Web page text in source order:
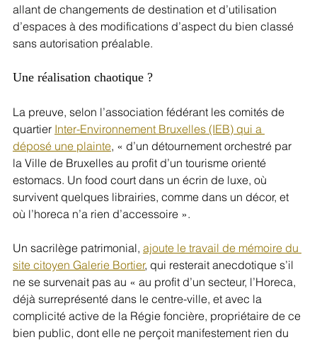
allant de changements de destination et d’utilisation
d’espaces à des modifications d’aspect du bien classé
sans autorisation préalable.
Une réalisation chaotique ?
La preuve, selon l’association fédérant les comités de
quartier Inter-Environnement Bruxelles (IEB) qui a
déposé une plainte, « d’un détournement orchestré par
la Ville de Bruxelles au profit d’un tourisme orienté
estomacs. Un food court dans un écrin de luxe, où
survivent quelques librairies, comme dans un décor, et
où l’horeca n’a rien d’accessoire ».
Un sacrilège patrimonial, ajoute le travail de mémoire du
site citoyen Galerie Bortier, qui resterait anecdotique s’il
ne se survenait pas au « au profit d’un secteur, l’Horeca,
déjà surreprésenté dans le centre-ville, et avec la
complicité active de la Régie foncière, propriétaire de ce
bien public, dont elle ne perçoit manifestement rien du